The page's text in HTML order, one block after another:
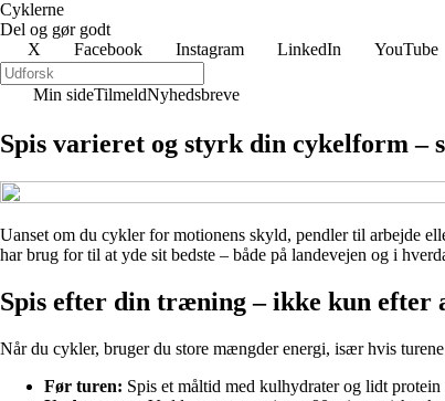
Cyklerne
Del og gør godt
X
Facebook Instagram LinkedIn YouTube
Min sideTilmeldNyhedsbreve
Spis varieret og styrk din cykelform –
Uanset om du cykler for motionens skyld, pendler til arbejde
har brug for til at yde sit bedste – både på landevejen og i
Spis efter din træning – ikke kun efter
Når du cykler, bruger du store mængder energi, især hvis
Før turen: Spis et måltid med kulhydrater og lidt